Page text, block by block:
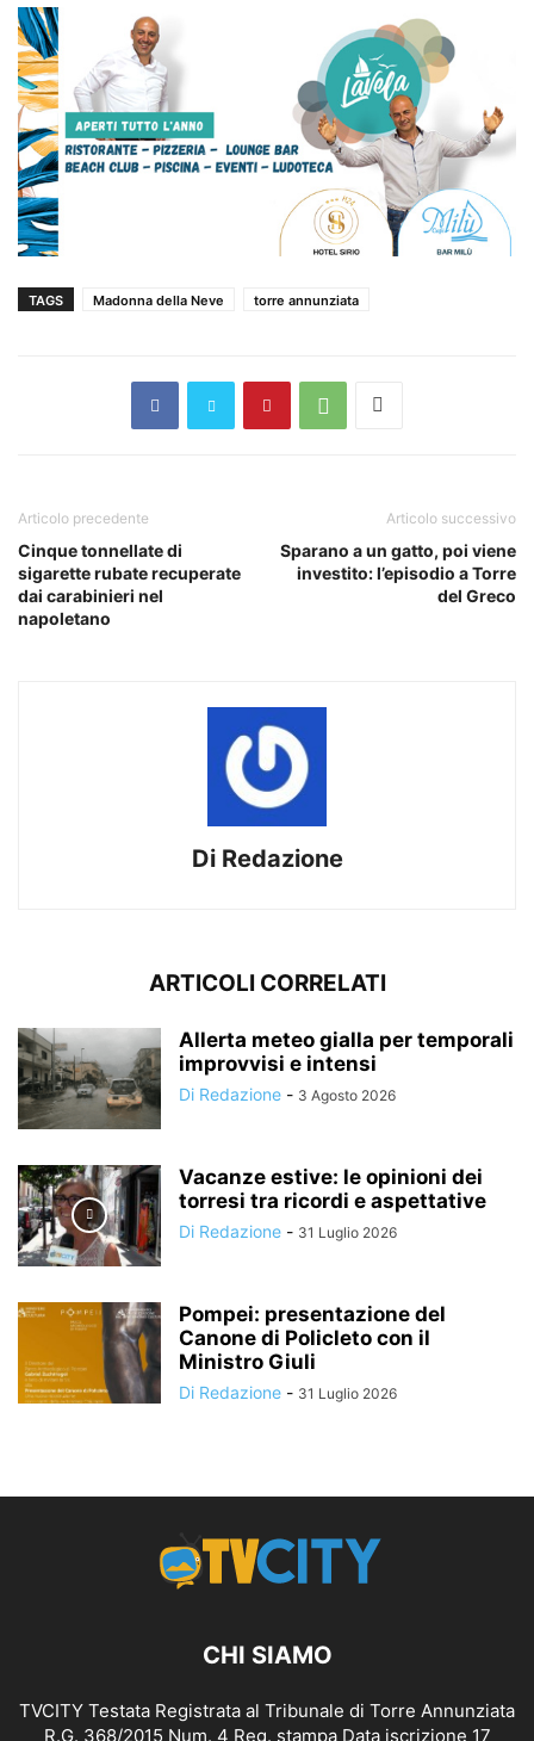
TAGS Madonna della Neve torre annunziata
Articolo precedente
Cinque tonnellate di
sigarette rubate recuperate
dai carabinieri nel
napoletano
Articolo successivo
Sparano a un gatto, poi viene
investito: l’episodio a Torre
del Greco
Di Redazione
ARTICOLI CORRELATI
Allerta meteo gialla per temporali
improvvisi e intensi
Di Redazione - 3 Agosto 2026
Vacanze estive: le opinioni dei
torresi tra ricordi e aspettative
Di Redazione - 31 Luglio 2026
Pompei: presentazione del
Canone di Policleto con il
Ministro Giuli
Di Redazione - 31 Luglio 2026
CHI SIAMO
TVCITY Testata Registrata al Tribunale di Torre Annunziata
R.G. 368/2015 Num. 4 Reg. stampa Data iscrizione 17